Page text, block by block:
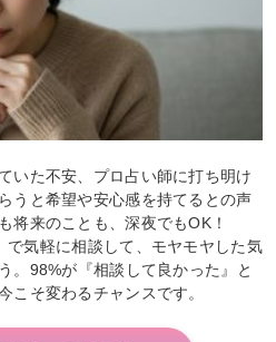
いた不安、プロ占い師に打ち明け
うと希望や安心感を持てるとの声
将来のことも、深夜でもOK！
で気軽に相談して、モヤモヤした気
。98%が『相談して良かった』と
こそ変わるチャンスです。